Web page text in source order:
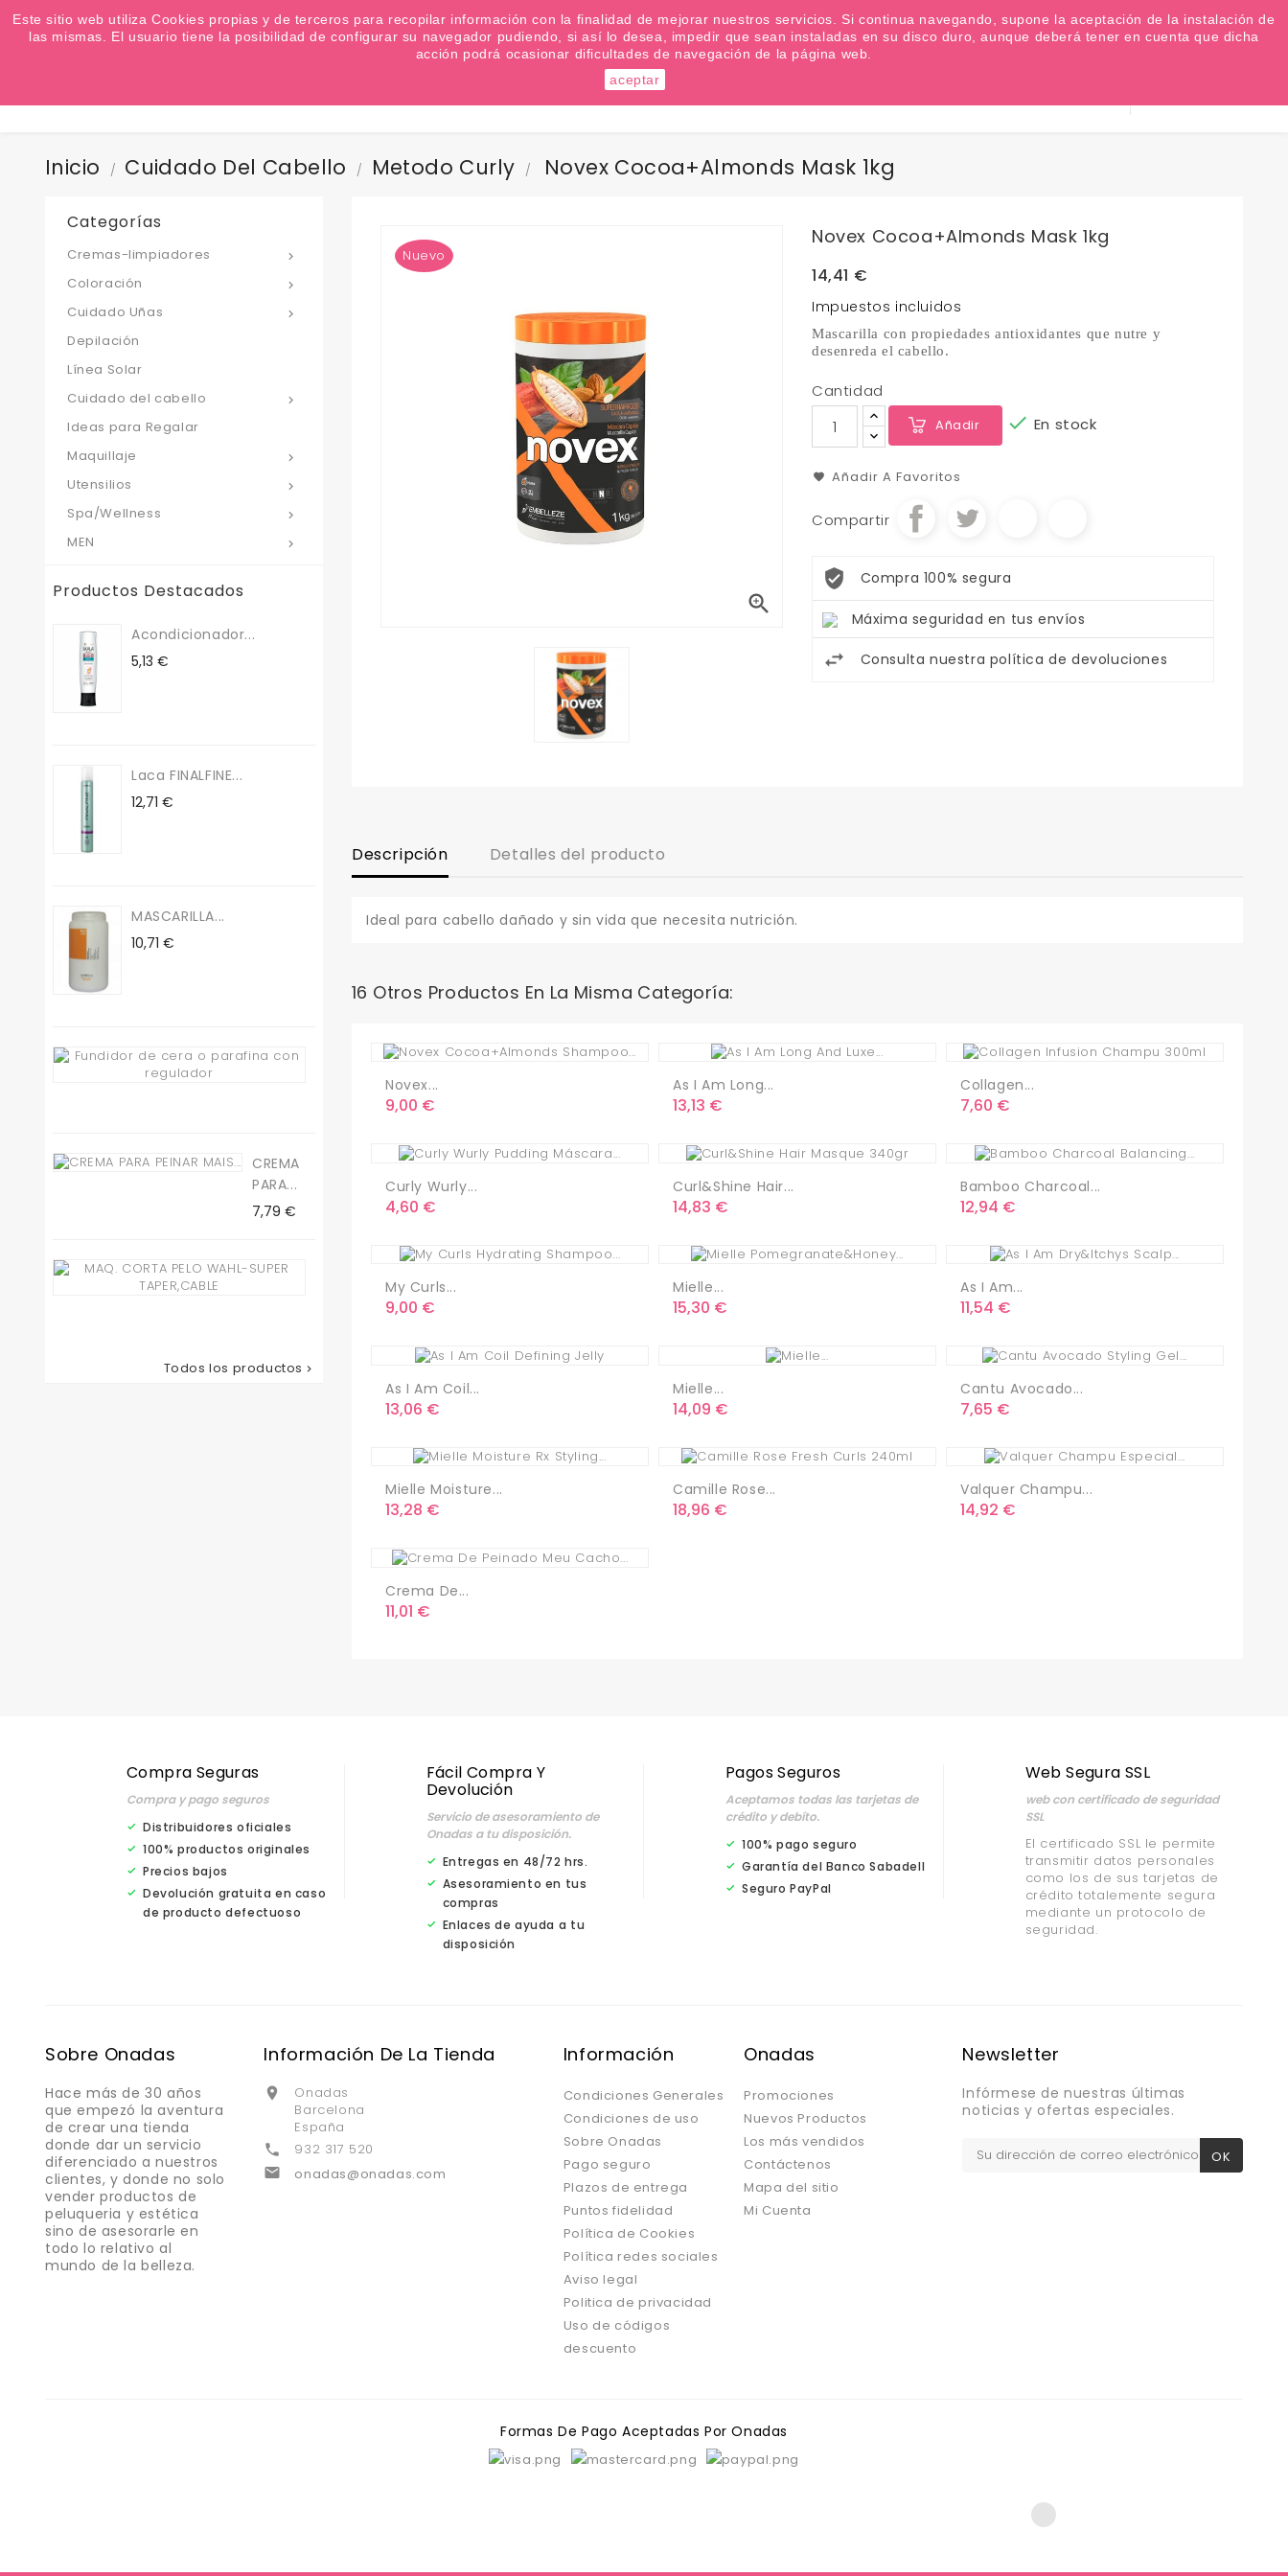
¿Quiere conocer las próximas ofertas del fin de semana? Apúntate a nuestra Newsletter EUR €
Iniciar sesión
Favoritos (0 )
Inicio Cuidado Del Cabello Metodo Curly Novex Cocoa+Almonds Mask 1kg
Categorías

Cremas-limpiadores

Coloración

Cuidado Uñas
Depilación
Línea Solar

Cuidado del cabello
Ideas para Regalar

Maquillaje

Utensilios

Spa/Wellness

MEN
Productos Destacados
Acondicionador...
Precio
5,13 €
Laca FINALFINE...
Precio
12,71 €
MASCARILLA...
Precio
10,71 €
CREMA
PARA...
Precio
7,79 €
Todos los productos 
Nuevo

Novex Cocoa+Almonds Mask 1kg
14,41 €
Impuestos incluidos
Mascarilla con propiedades antioxidantes que nutre y
desenreda el cabello.
Cantidad
Añadir  En stock
Añadir A Favoritos
Compartir
Compra 100% segura
Máxima seguridad en tus envíos
Consulta nuestra política de devoluciones
Descripción Detalles del producto
Ideal para cabello dañado y sin vida que necesita nutrición.
16 Otros Productos En La Misma Categoría:
Novex...
Precio
9,00 €
As I Am Long...
Precio
13,13 €
Collagen...
Precio
7,60 €
Curly Wurly...
Precio
4,60 €
Curl&Shine Hair...
Precio
14,83 €
Bamboo Charcoal...
Precio
12,94 €
My Curls...
Precio
9,00 €
Mielle...
Precio
15,30 €
As I Am...
Precio
11,54 €
As I Am Coil...
Precio
13,06 €
Mielle...
Precio
14,09 €
Cantu Avocado...
Precio
7,65 €
Mielle Moisture...
Precio
13,28 €
Camille Rose...
Precio
18,96 €
Valquer Champu...
Precio
14,92 €
Crema De...
Precio
11,01 €
Compra Seguras
Compra y pago seguros
Distribuidores oficiales
100% productos originales
Precios bajos
Devolución gratuita en caso
de producto defectuoso
Fácil Compra Y
Devolución
Servicio de asesoramiento de
Onadas a tu disposición.
Entregas en 48/72 hrs.
Asesoramiento en tus
compras
Enlaces de ayuda a tu
disposición
Pagos Seguros
Aceptamos todas las tarjetas de
crédito y debíto.
100% pago seguro
Garantía del Banco Sabadell
Seguro PayPal
Web Segura SSL
web con certificado de seguridad
SSL
El certificado SSL le permite
transmitir datos personales
como los de sus tarjetas de
crédito totalemente segura
mediante un protocolo de
seguridad.
Sobre Onadas
Hace más de 30 años
que empezó la aventura
de crear una tienda
donde dar un servicio
diferenciado a nuestros
clientes, y donde no solo
vender productos de
peluqueria y estética
sino de asesorarle en
todo lo relativo al
mundo de la belleza.
Información De La Tienda

Onadas
Barcelona
España
 932 317 520
 onadas@onadas.com
Información
Condiciones Generales
Condiciones de uso
Sobre Onadas
Pago seguro
Plazos de entrega
Puntos fidelidad
Política de Cookies
Política redes sociales
Aviso legal
Politica de privacidad
Uso de códigos
descuento
Onadas
Promociones
Nuevos Productos
Los más vendidos
Contáctenos
Mapa del sitio
Mi Cuenta
Newsletter
Infórmese de nuestras últimas
noticias y ofertas especiales.
Formas De Pago Aceptadas Por Onadas
Este sitio web utiliza Cookies propias y de terceros para recopilar información con la finalidad de mejorar nuestros servicios. Si continua navegando, supone la aceptación de la instalación de
las mismas. El usuario tiene la posibilidad de configurar su navegador pudiendo, si así lo desea, impedir que sean instaladas en su disco duro, aunque deberá tener en cuenta que dicha
acción podrá ocasionar dificultades de navegación de la página web.
aceptar